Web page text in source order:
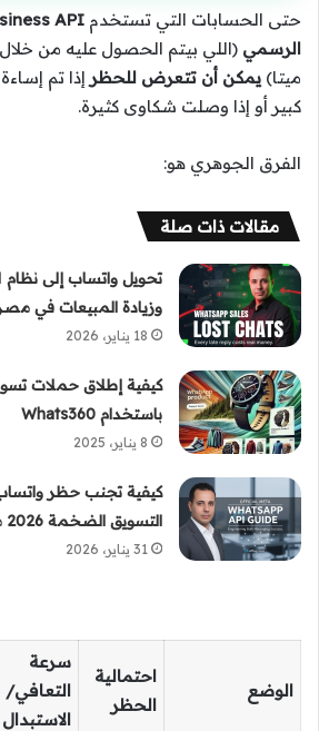
حتى الحسابات التي تستخدم API
الرسمي (اللي بيتم الحصول عليه من
ميتا) يمكن أن تتعرض للحظر إذا تم
كبير أو إذا وصلت شكاوى كثيرة.
الفرق الجوهري هو:
مقالات ذات صلة
وزيادة المبيعات في
18 يناير، 2026
كيفية إطلاق حملات
باستخدام Whats360
8 يناير، 2025
التسويق الضخمة 2026 مع استراتيجية 20 رقم
31 يناير، 2026
الوضع
احتمالية
الحظر
سرعة
التعافي/
الاستبدال